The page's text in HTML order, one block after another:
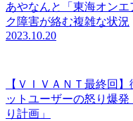
あやなんと「東海オン
ク障害が絡む複雑な状況
2023.10.20
【ＶＩＶＡＮＴ最終回
ットユーザーの怒り爆
り計画」